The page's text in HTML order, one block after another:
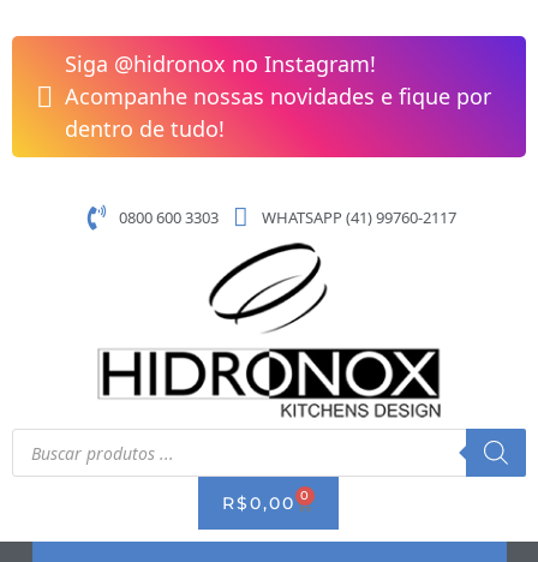
para
conteúdo
Siga @hidronox no Instagram!
Acompanhe nossas novidades e fique por
dentro de tudo!
0800 600 3303 WHATSAPP (41) 99760-2117
Pesquisar
produtos
R$0,00 0 CART
Profissional
Inox
42,5cm
Top
Pratic
quantidade